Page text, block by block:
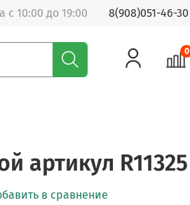
с 10:00 до 19:00 8(908)051-46-30
0
артикул R11325
в сравнение